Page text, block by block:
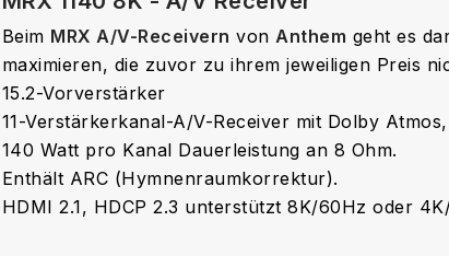
Beim MRX A/V-Receivern von Anthem geht es
maximieren, die zuvor zu ihrem jeweiligen Preis
15.2-Vorverstärker
11-Verstärkerkanal-A/V-Receiver mit Dolby
140 Watt pro Kanal Dauerleistung an 8 Ohm.
Enthält ARC (Hymnenraumkorrektur).
HDMI 2.1, HDCP 2.3 unterstützt 8K/60Hz oder